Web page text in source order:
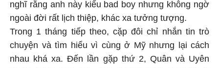
nghĩ rằng anh này kiểu bad boy nhưng không ngờ
ngoài đời rất lịch thiệp, khác xa tưởng tượng.
Trong 1 tháng tiếp theo, cặp đôi chỉ nhắn tin trò
chuyện và tìm hiểu vì cùng ở Mỹ nhưng lại cách
nhau khá xa. Đến lần gặp thứ 2, Quân và Uyên